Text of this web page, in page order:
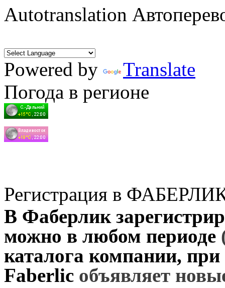
Autotranslation
Powered by
Translate
Погода в регионе
Регистрация в
В Фаберлик
можно в любом периоде
каталога компании,
Faberlic объявляет